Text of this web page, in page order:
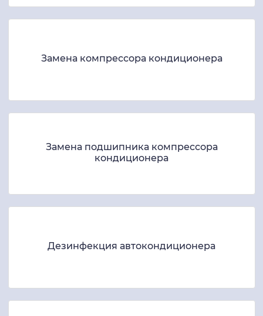
Замена компрессора кондиционера
Замена подшипника компрессора
кондиционера
Дезинфекция автокондиционера